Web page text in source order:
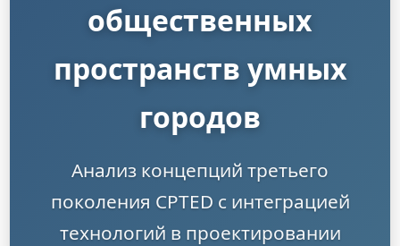
общественных
пространств умных
городов
Анализ концепций третьего
поколения CPTED с интеграцией
технологий в проектировании